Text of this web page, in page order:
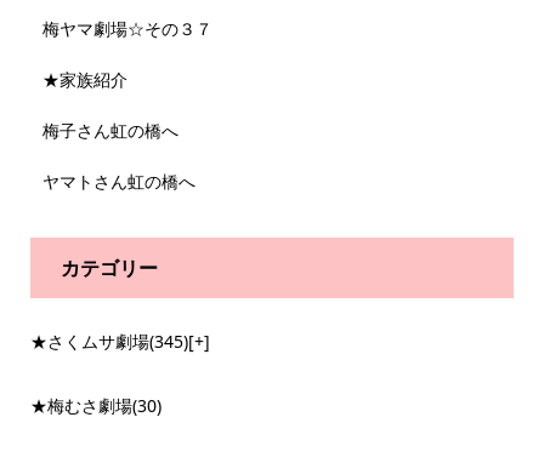
梅ヤマ劇場☆その３７
★家族紹介
梅子さん虹の橋へ
ヤマトさん虹の橋へ
カテゴリー
★さくムサ劇場(345)[+]
★梅むさ劇場(30)